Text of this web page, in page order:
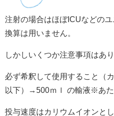
注射の場合はほぼICUなどの
換算は用いません。
しかしいくつか注意事項はあり
必ず希釈して使用すること（
以下）→500ｍｌ の輸液※あ
投与速度はカリウムイオンと